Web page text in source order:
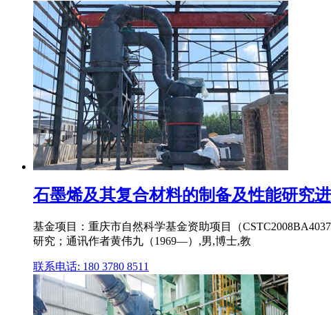
石墨烯及其复合材料的制备及性能研究
基金项目：重庆市自然科学基金资助项目（
研究；通讯作者黄伟九（1969—）,男,博士,教
联系电话: 180 3780 8511